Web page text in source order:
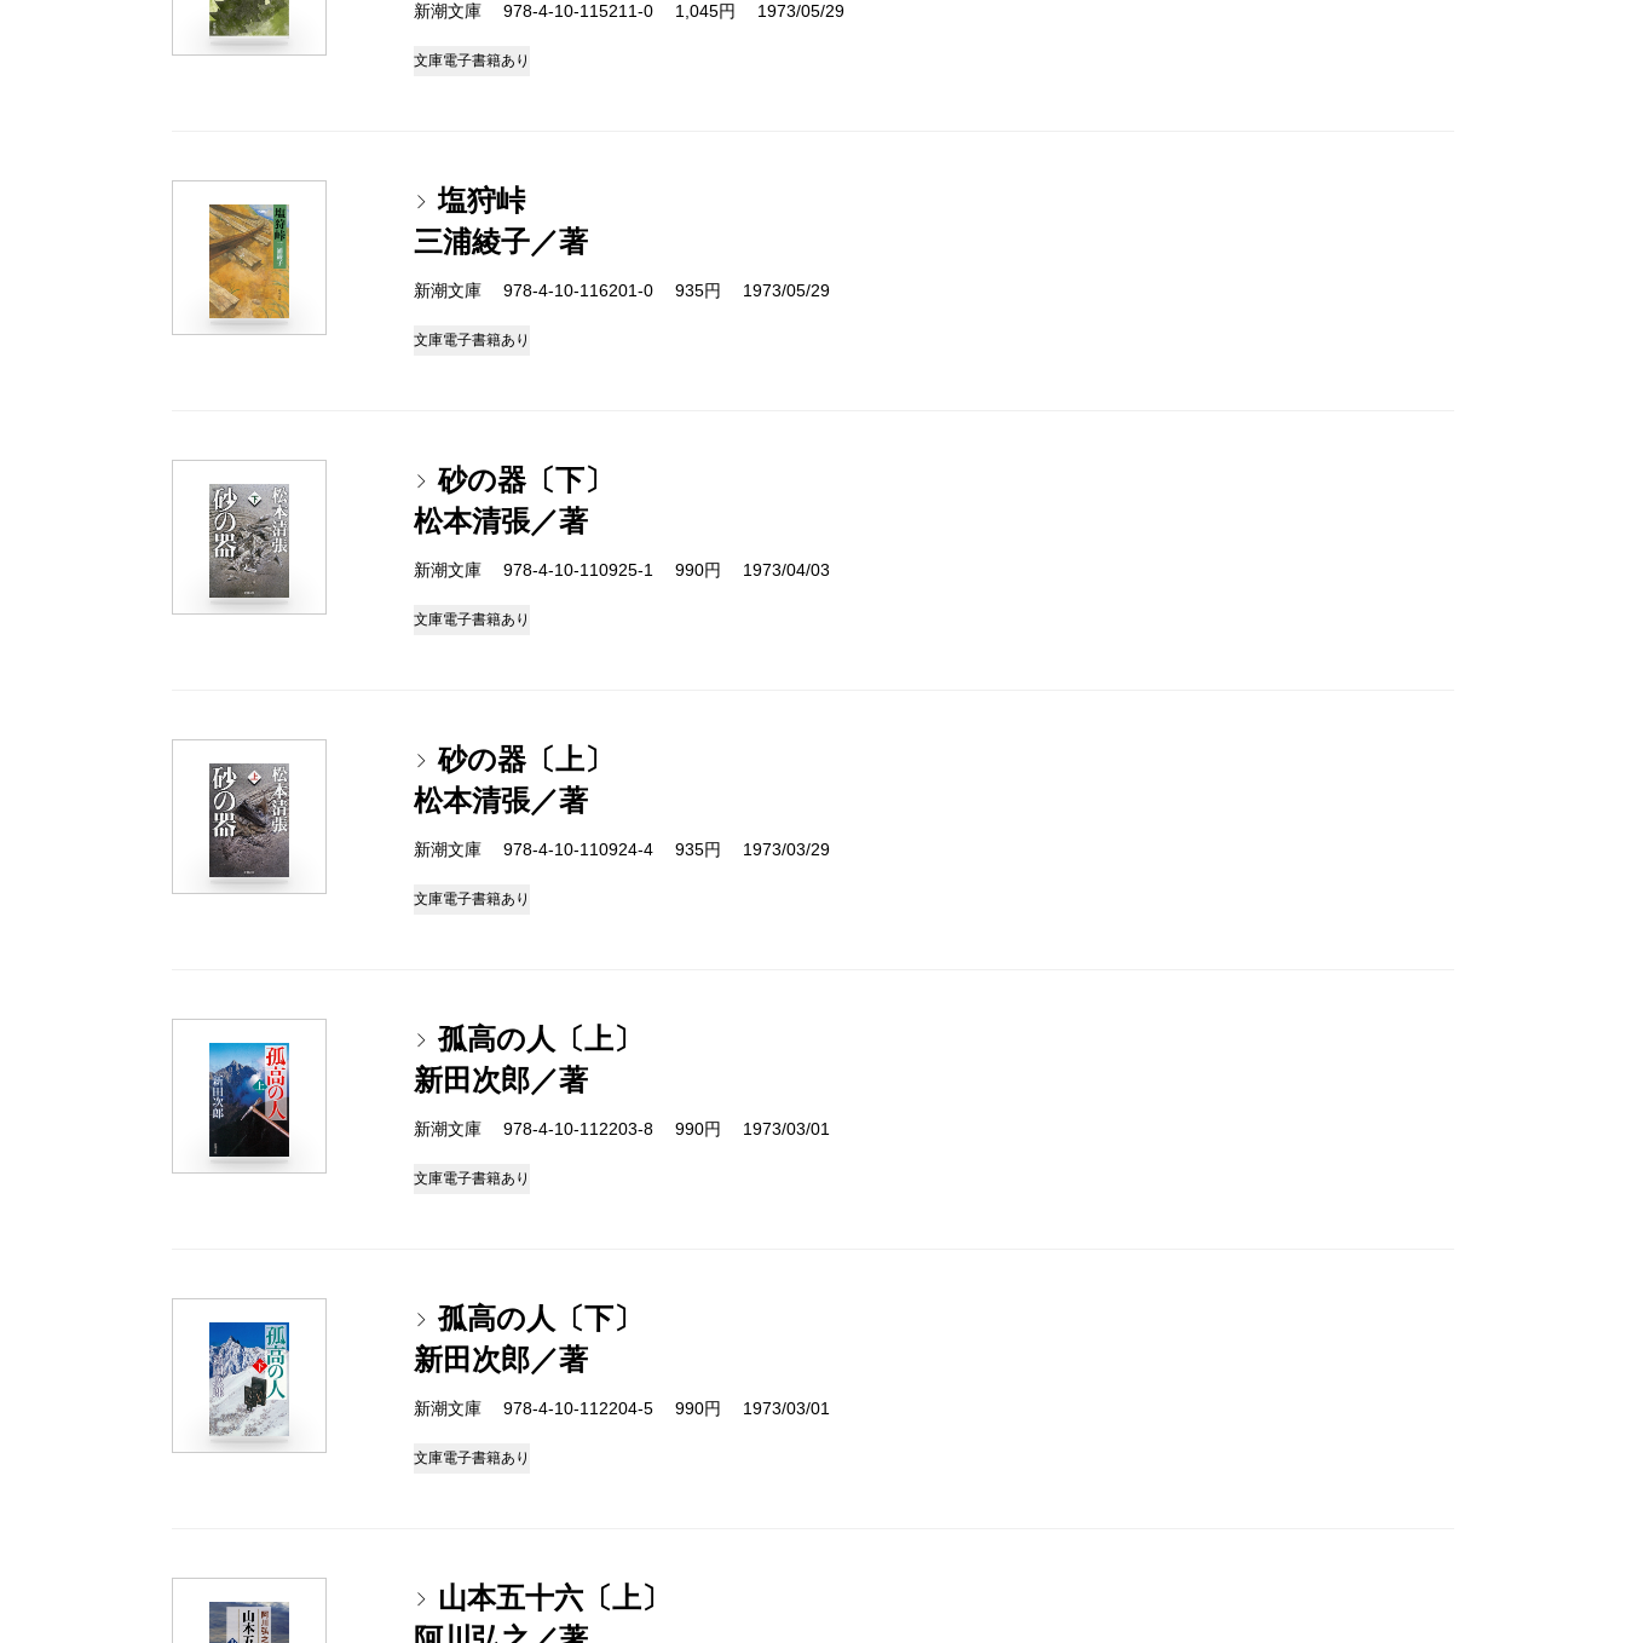
新潮文庫 978-4-10-115211-0 1,045円 1973/05/29
文庫電子書籍あり
塩狩峠
三浦綾子／著
新潮文庫 978-4-10-116201-0 935円 1973/05/29
文庫電子書籍あり
砂の器〔下〕
松本清張／著
新潮文庫 978-4-10-110925-1 990円 1973/04/03
文庫電子書籍あり
砂の器〔上〕
松本清張／著
新潮文庫 978-4-10-110924-4 935円 1973/03/29
文庫電子書籍あり
孤高の人〔上〕
新田次郎／著
新潮文庫 978-4-10-112203-8 990円 1973/03/01
文庫電子書籍あり
孤高の人〔下〕
新田次郎／著
新潮文庫 978-4-10-112204-5 990円 1973/03/01
文庫電子書籍あり
山本五十六〔上〕